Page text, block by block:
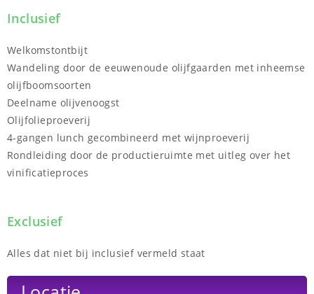
Inclusief
Welkomstontbijt
Wandeling door de eeuwenoude olijfgaarden met inheemse
olijfboomsoorten
Deelname olijvenoogst
Olijfolieproeverij
4-gangen lunch gecombineerd met wijnproeverij
Rondleiding door de productieruimte met uitleg over het
vinificatieproces
Exclusief
Alles dat niet bij inclusief vermeld staat